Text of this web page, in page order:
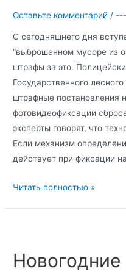
Оставьте комментарий / ---
С сегодняшнего дня
“выброшенном мусоре из
штрафы за это.
Государственного
штрафные постановления
фотовидеофиксации
эксперты говорят, что
Если механизм
действует при фиксации
Читать полностью »
Новогодние